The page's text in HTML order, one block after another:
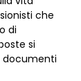
che
di
si
documenti